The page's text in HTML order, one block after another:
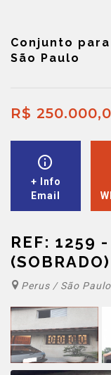
Conjunto
São Paulo
R$
+ Info
Email
REF: 1259
(SOBRADO)
Perus / São Paulo